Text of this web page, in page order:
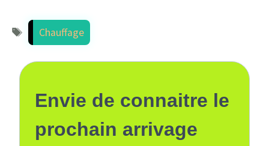
Étiquettes
Chauffage
Envie de connaitre le
prochain arrivage